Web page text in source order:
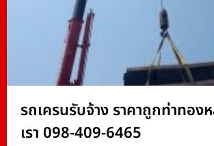
รถเครนรับจ้าง ราคาถูกท่าทอง
เรา 098-409-6465